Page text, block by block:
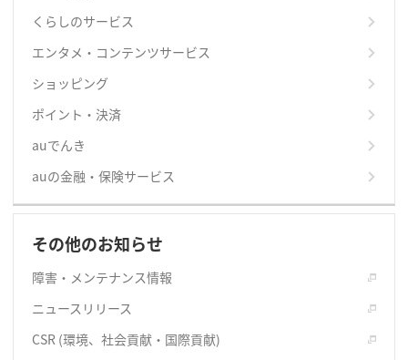
くらしのサービス
エンタメ・コンテンツサービス
ショッピング
ポイント・決済
auでんき
auの金融・保険サービス
その他のお知らせ
障害・メンテナンス情報
ニュースリリース
CSR (環境、社会貢献・国際貢献)